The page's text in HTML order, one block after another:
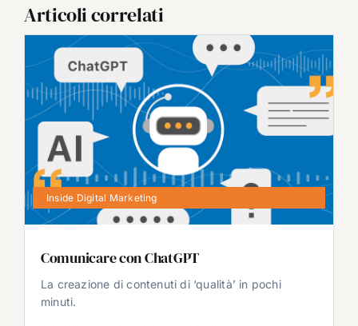
Articoli correlati
Inside Digital Marketing
Comunicare con ChatGPT
La creazione di contenuti di ‘qualità’ in pochi
minuti.